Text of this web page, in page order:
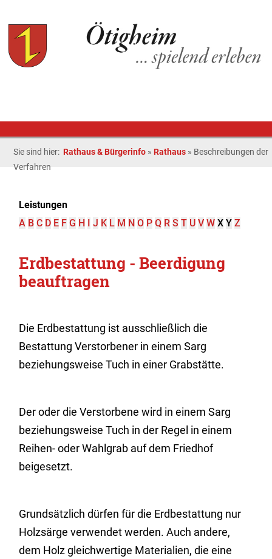
Sie sind hier: Rathaus & Bürgerinfo » Rathaus » Beschreibungen der
Verfahren
Leistungen
A B C D E F G H I J K L M N O P Q R S T U V W X Y Z
Erdbestattung - Beerdigung
beauftragen
Die Erdbestattung ist ausschließlich die
Bestattung Verstorbener in einem Sarg
beziehungsweise Tuch in einer Grabstätte.
Der oder die Verstorbene wird in einem Sarg
beziehungsweise Tuch in der Regel in einem
Reihen- oder Wahlgrab auf dem Friedhof
beigesetzt.
Grundsätzlich dürfen für die Erdbestattung nur
Holzsärge verwendet werden. Auch andere,
dem Holz gleichwertige Materialien, die eine